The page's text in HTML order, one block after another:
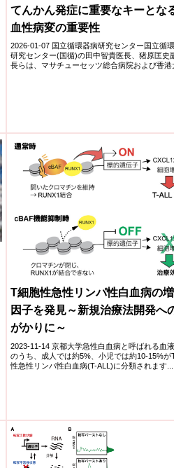
てんかん発症に重要なキーとな
血性病変の重要性
2026-01-07 国立循環器病研究センター国立循
研究センター(国循)の田中智貴医長、猪原匡史
長らは、マサチューセッツ総合病院および香港
T細胞性急性リンパ性白血病の
因子を発見～新規治療法開発へ
がかりに～
2023-11-14 京都大学急性白血病と呼ばれる血
のうち、成人では約5%、小児では約10-15%が
性急性リンパ性白血病(T-ALL)に分類されます...